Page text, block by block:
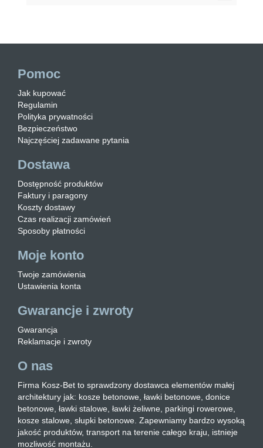
Pomoc
Jak kupować
Regulamin
Polityka prywatności
Bezpieczeństwo
Najczęściej zadawane pytania
Dostawa
Dostępność produktów
Faktury i paragony
Koszty dostawy
Czas realizacji zamówień
Sposoby płatności
Moje konto
Twoje zamówienia
Ustawienia konta
Gwarancje i zwroty
Gwarancja
Reklamacje i zwroty
O nas
Firma Kosz-Bet to sprawdzony dostawca elementów małej
architektury jak: kosze betonowe, ławki betonowe, donice
betonowe, ławki stalowe, ławki żeliwne, parkingi rowerowe,
kosze stalowe, słupki betonowe. Zapewniamy bardzo wysoką
jakość produktów, transport na terenie całego kraju, istnieje
mozliwość montażu.